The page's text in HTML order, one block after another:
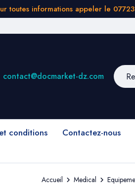
toutes informations appeler le
contact@docmarket-dz.com
conditions Contactez-nous
Accueil Medical